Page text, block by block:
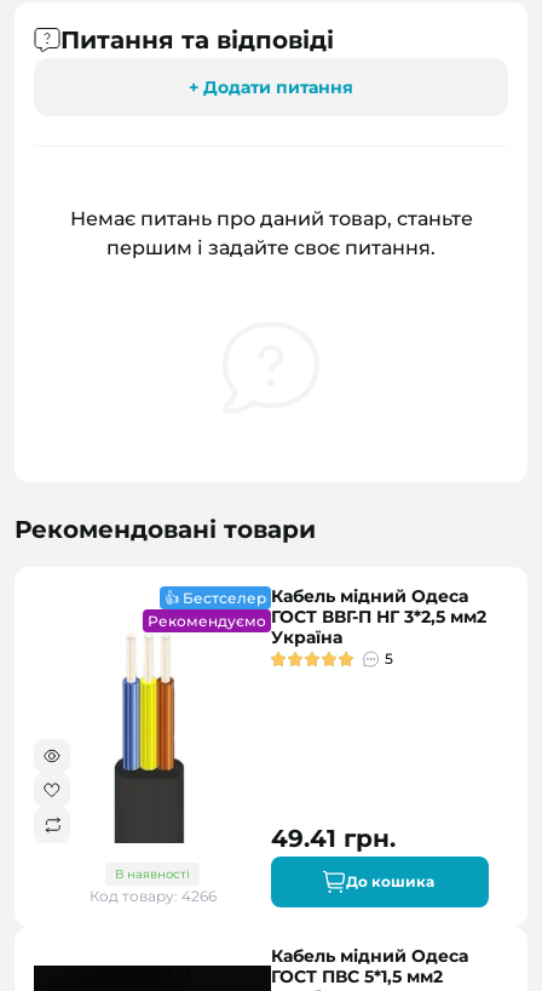
Питання та відповіді
+ Додати питання
Немає питань про даний товар, станьте
першим і задайте своє питання.
Рекомендовані товари
👍 Бестселер
Рекомендуємо
В наявності
Код товару: 4266
Кабель мідний Одеса
ГОСТ ВВГ-П НГ 3*2,5 мм2
Україна
5
49.41 грн.
До кошика
Кабель мідний Одеса
ГОСТ ПВС 5*1,5 мм2